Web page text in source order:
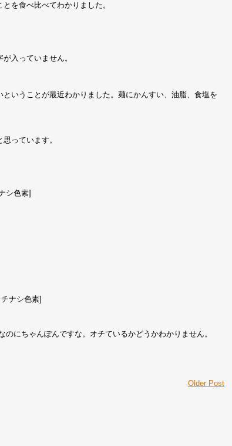
を食べ比べてわかりました。
入っていません。
いうことが最近わかりました。麺にかんすい、油脂、食塩を
っています。
シ色素]
ナシ色素]
にちゃんぽんですな。オチているかどうかわかりません。
Older Post